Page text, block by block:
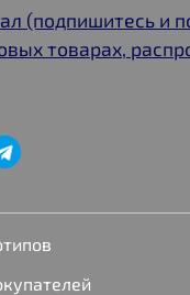
(подпишитесь и
товарах,